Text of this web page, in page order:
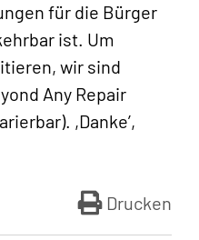
für die Bürger
ist. Um
wir sind
Any Repair
,Danke’,
Drucken